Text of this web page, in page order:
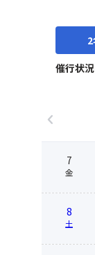
催行状
chevron_left
7
金
8
土